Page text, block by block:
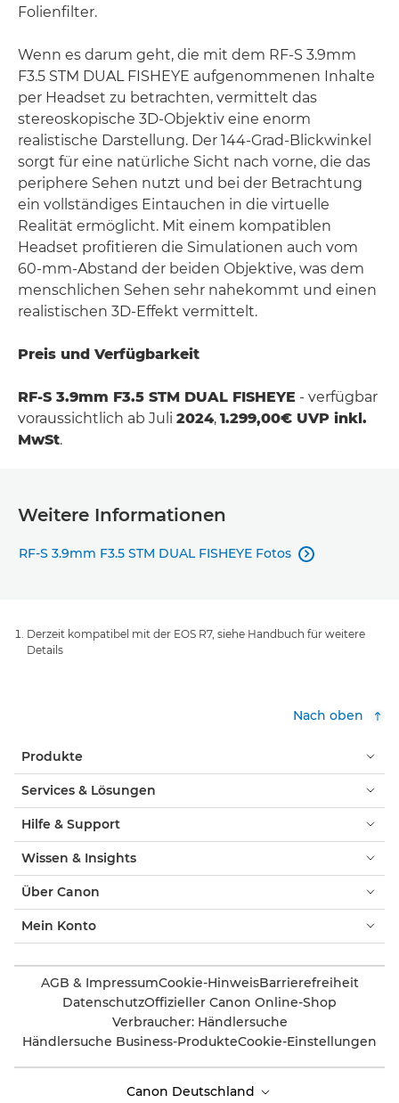
Folienfilter.
Wenn es darum geht, die mit dem RF-S 3.9mm
F3.5 STM DUAL FISHEYE aufgenommenen Inhalte
per Headset zu betrachten, vermittelt das
stereoskopische 3D-Objektiv eine enorm
realistische Darstellung. Der 144-Grad-Blickwinkel
sorgt für eine natürliche Sicht nach vorne, die das
periphere Sehen nutzt und bei der Betrachtung
ein vollständiges Eintauchen in die virtuelle
Realität ermöglicht. Mit einem kompatiblen
Headset profitieren die Simulationen auch vom
60-mm-Abstand der beiden Objektive, was dem
menschlichen Sehen sehr nahekommt und einen
realistischen 3D-Effekt vermittelt.
Preis und Verfügbarkeit
RF-S 3.9mm F3.5 STM DUAL FISHEYE - verfügbar
voraussichtlich ab Juli 2024, 1.299,00€ UVP inkl.
MwSt.
Weitere Informationen
RF-S 3.9mm F3.5 STM DUAL FISHEYE Fotos 
Derzeit kompatibel mit der EOS R7, siehe Handbuch für weitere
Details
Nach oben
Produkte
Services & Lösungen
Hilfe & Support
Wissen & Insights
Über Canon
Mein Konto
AGB & ImpressumCookie-HinweisBarrierefreiheit
DatenschutzOffizieller Canon Online-Shop
Verbraucher: Händlersuche
Händlersuche Business-ProdukteCookie-Einstellungen
Canon Deutschland